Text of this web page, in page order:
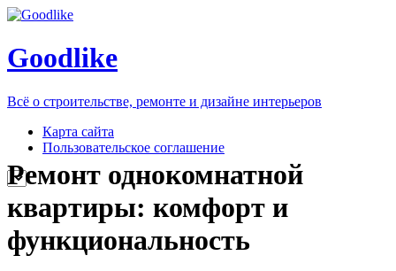
Goodlike
Всё о строительстве, ремонте и дизайне интерьеров
Карта сайта
Пользовательское соглашение
Ремонт однокомнатной
квартиры: комфорт и
функциональность